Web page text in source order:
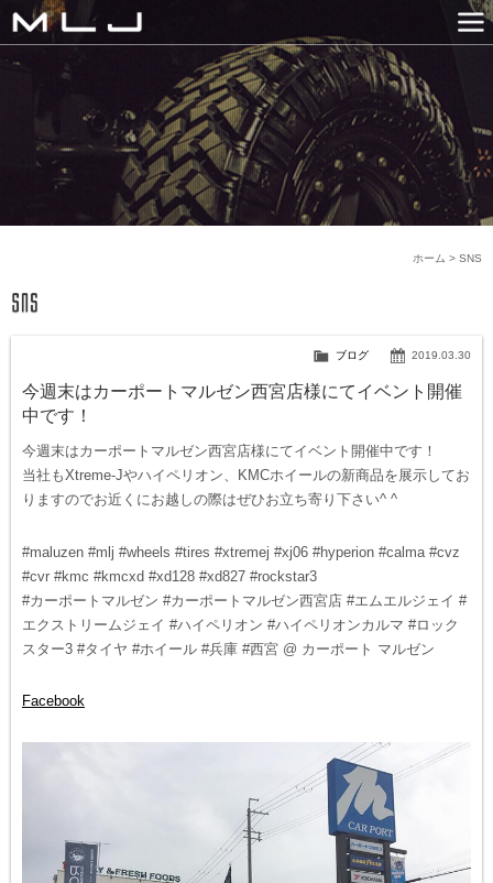
MLJ / Lexani(レクサーニ
GALLERY
SNS
NEWS
COMPANY
HISTORY
CONTACT US
LINK
SNS
ホーム >
2019.03.30
ブログ
今週末はカーポートマルゼン西宮店様にてイベント開催
中です！
今週末はカーポートマルゼン西宮店様にてイベント開催中です！
当社もXtreme-Jやハイペリオン、KMCホイールの新商品を展示してお
りますのでお近くにお越しの際はぜひお立ち寄り下さい^ ^
#maluzen #mlj #wheels #tires #xtremej #xj06 #hyperion #calma #cvz
#cvr #kmc #kmcxd #xd128 #xd827 #rockstar3
#カーポートマルゼン #カーポートマルゼン西宮店 #エムエルジェイ #
エクストリームジェイ #ハイペリオン #ハイペリオンカルマ #ロック
スター3 #タイヤ #ホイール #兵庫 #西宮 @ カーポート マルゼン
Facebook